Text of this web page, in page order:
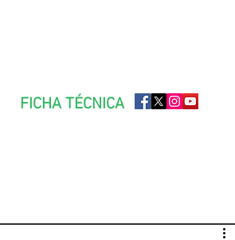
FICHA TÉCNICA